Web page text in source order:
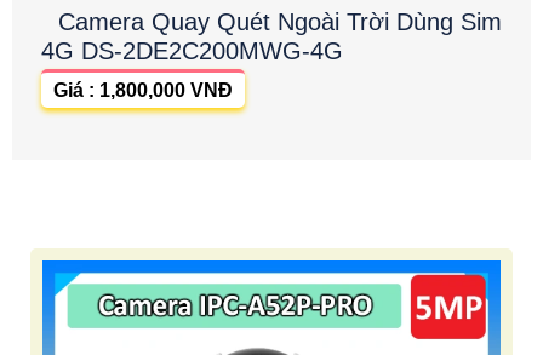
Camera Quay Quét Ngoài Trời Dùng Sim
4G DS-2DE2C200MWG-4G
Giá : 1,800,000 VNĐ